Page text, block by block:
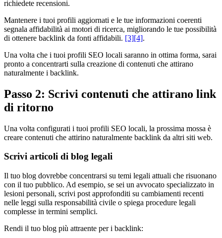
richiedete recensioni.
Mantenere i tuoi profili aggiornati e le tue informazioni coerenti
segnala affidabilità ai motori di ricerca, migliorando le tue possibilità
di ottenere backlink da fonti affidabili. [3][4].
Una volta che i tuoi profili SEO locali saranno in ottima forma, sarai
pronto a concentrarti sulla creazione di contenuti che attirano
naturalmente i backlink.
Passo 2: Scrivi contenuti che attirano link
di ritorno
Una volta configurati i tuoi profili SEO locali, la prossima mossa è
creare contenuti che attirino naturalmente backlink da altri siti web.
Scrivi articoli di blog legali
Il tuo blog dovrebbe concentrarsi su temi legali attuali che risuonano
con il tuo pubblico. Ad esempio, se sei un avvocato specializzato in
lesioni personali, scrivi post approfonditi su cambiamenti recenti
nelle leggi sulla responsabilità civile o spiega procedure legali
complesse in termini semplici.
Rendi il tuo blog più attraente per i backlink: